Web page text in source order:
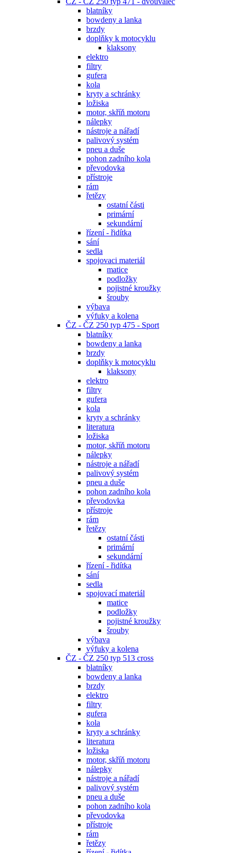
blatníky
bowdeny a lanka
brzdy
doplňky k motocyklu
klaksony
elektro
filtry
gufera
kola
kryty a schránky
ložiska
motor, skříň motoru
nálepky
nástroje a nářadí
palivový systém
pneu a duše
pohon zadního kola
převodovka
přístroje
rám
řetězy
ostatní části
primární
sekundární
řízení - řidítka
sání
sedla
spojovaci materiál
matice
podložky
pojistné kroužky
šrouby
výbava
výfuky a kolena
ČZ - ČZ 250 typ 475 - Sport
blatníky
bowdeny a lanka
brzdy
doplňky k motocyklu
klaksony
elektro
filtry
gufera
kola
kryty a schránky
literatura
ložiska
motor, skříň motoru
nálepky
nástroje a nářadí
palivový systém
pneu a duše
pohon zadního kola
převodovka
přístroje
rám
řetězy
ostatní části
primární
sekundární
řízení - řidítka
sání
sedla
spojovací materiál
matice
podložky
pojistné kroužky
šrouby
výbava
výfuky a kolena
ČZ - ČZ 250 typ 513 cross
blatníky
bowdeny a lanka
brzdy
elektro
filtry
gufera
kola
kryty a schránky
literatura
ložiska
motor, skříň motoru
nálepky
nástroje a nářadí
palivový systém
pneu a duše
pohon zadního kola
převodovka
přístroje
rám
řetězy